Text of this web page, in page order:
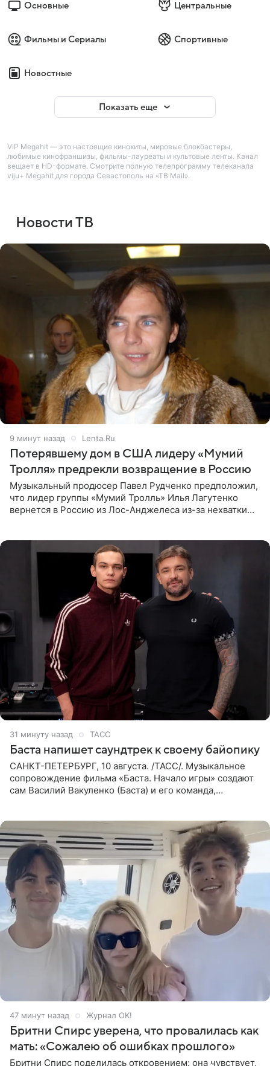
Основные Центральные
Фильмы и Сериалы Спортивные
Новостные
Показать еще
ViP Megahit — это настоящие кинохиты, мировые блокбастеры,
любимые кинофраншизы, фильмы-лауреаты и культовые ленты. Канал
вещает в HD-формате. Смотрите полную телепрограмму телеканала
viju+ Megahit для города Севастополь на «ТВ Mail».
Новости ТВ
9 минут назад Lenta.Ru
Потерявшему дом в США лидеру «Мумий
Тролля» предрекли возвращение в Россию
Музыкальный продюсер Павел Рудченко предположил,
что лидер группы «Мумий Тролль» Илья Лагутенко
вернется в Россию из Лос-Анджелеса из-за нехватки
31 минуту назад ТАСС
Баста напишет саундтрек к своему байопику
САНКТ-ПЕТЕРБУРГ, 10 августа. /ТАСС/. Музыкальное
сопровождение фильма «Баста. Начало игры» создают
сам Василий Вакуленко (Баста) и его команда,
47 минут назад Журнал OK!
Бритни Спирс уверена, что провалилась как
мать: «Сожалею об ошибках прошлого»
Бритни Спирс поделилась откровением: она чувствует,